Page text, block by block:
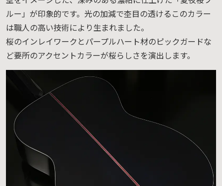
ルー」が印象的です。光の加減で杢目の透けるこのカラー
は職人の高い技術により生まれました。
桜のインレイワークとパープルハート材のピックガードな
ど要所のアクセントカラーが桜らしさを演出します。